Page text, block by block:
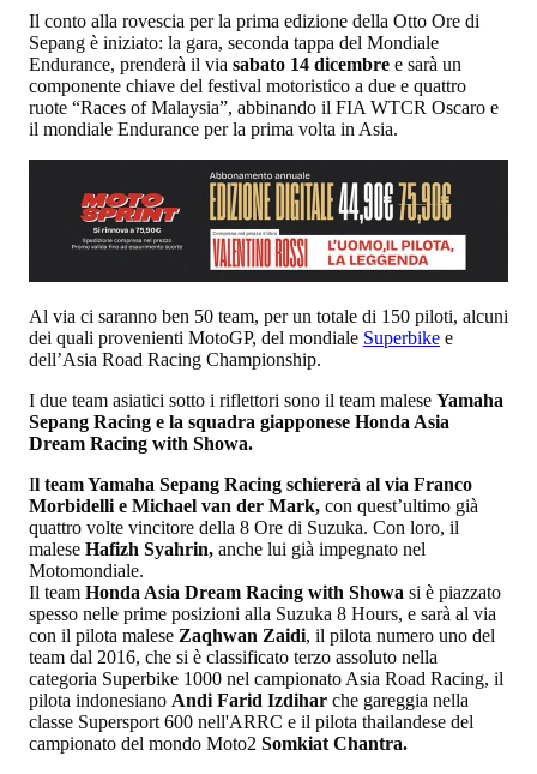
Il conto alla rovescia per la prima edizione della Otto Ore di
Sepang è iniziato: la gara, seconda tappa del Mondiale
Endurance, prenderà il via sabato 14 dicembre e sarà un
componente chiave del festival motoristico a due e quattro
ruote “Races of Malaysia”, abbinando il FIA WTCR Oscaro e
il mondiale Endurance per la prima volta in Asia.
Al via ci saranno ben 50 team, per un totale di 150 piloti, alcuni
dei quali provenienti MotoGP, del mondiale Superbike e
dell’Asia Road Racing Championship.
I due team asiatici sotto i riflettori sono il team malese Yamaha
Sepang Racing e la squadra giapponese Honda Asia
Dream Racing with Showa.
Il team Yamaha Sepang Racing schiererà al via Franco
Morbidelli e Michael van der Mark, con quest’ultimo già
quattro volte vincitore della 8 Ore di Suzuka. Con loro, il
malese Hafizh Syahrin, anche lui già impegnato nel
Motomondiale.
Il team Honda Asia Dream Racing with Showa si è piazzato
spesso nelle prime posizioni alla Suzuka 8 Hours, e sarà al via
con il pilota malese Zaqhwan Zaidi, il pilota numero uno del
team dal 2016, che si è classificato terzo assoluto nella
categoria Superbike 1000 nel campionato Asia Road Racing, il
pilota indonesiano Andi Farid Izdihar che gareggia nella
classe Supersport 600 nell'ARRC e il pilota thailandese del
campionato del mondo Moto2 Somkiat Chantra.